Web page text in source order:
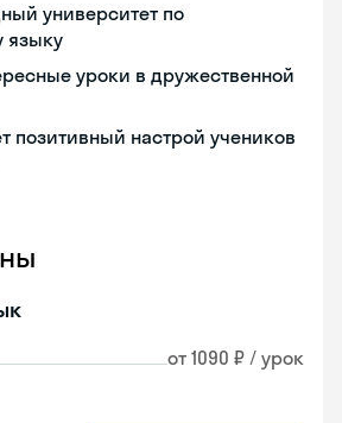
университет по
языку
уроки в дружественной
позитивный настрой учеников
от 1090 ₽ / урок